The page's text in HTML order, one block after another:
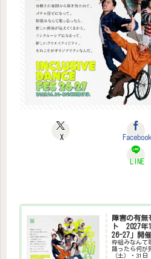
X Facebook
LINE
障害の有無
ト 2027年1
26-27」開
枠組みなんて
踊ったら何が
（土）・31